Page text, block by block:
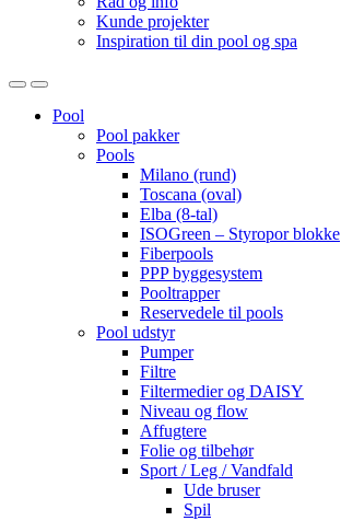
Kunde projekter
Inspiration til din pool og spa
OpenClose
Pool
Pool pakker
Pools
Milano (rund)
Toscana (oval)
Elba (8-tal)
ISOGreen – Styropor blokke
Fiberpools
PPP byggesystem
Pooltrapper
Reservedele til pools
Pool udstyr
Pumper
Filtre
Filtermedier og DAISY
Niveau og flow
Affugtere
Folie og tilbehør
Sport / Leg / Vandfald
Ude bruser
Spil